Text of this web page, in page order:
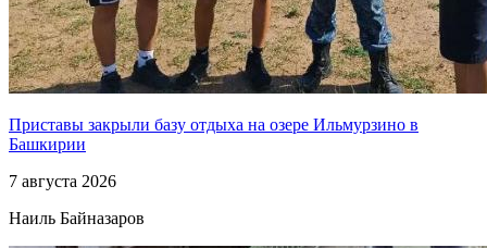
Приставы закрыли базу отдыха на озере Ильмурзино в
Башкирии
7 августа 2026
Наиль Байназаров